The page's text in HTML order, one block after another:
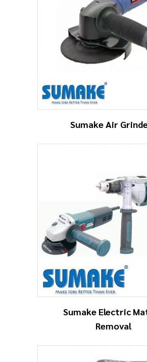
Sumake Air
Sumake Electric
Removal